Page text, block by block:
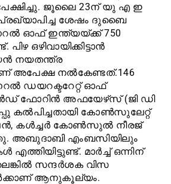
ജൂലൈ 23ന് യു എ ഇ
ശേഷം ദുബൈ
ഓഫ് ഇന്ത്യയ്ക്ക് 750
പിഴ ഒഴിവായിക്കിട്ടാൻ
നയതന്ത്ര
അപേക്ഷ നൽകേണ്ടത്.146
ഡയറക്ടറേറ്റ് ഓഫ്
ഫോറിൻ അഫയേഴ്‌സ് (ജി ഡി
കൽപിച്ചതായി കോൺസുലേറ്റ്
കൾച്ചർ കോൺസുൽ നീരജ്
അബുദാബി എംബസിയിലും
മാർച്ച് ഒന്നിന്
സന്ദർശക വിസ
ആനുകൂല്യം.